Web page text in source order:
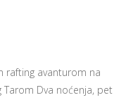
rafting avanturom na
Tarom Dva noćenja, pet